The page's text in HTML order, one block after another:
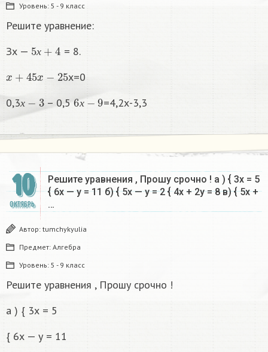
Уровень: 5 - 9 класс
Решите уравнение:
Зх —
х
5 = 8.
45 25 x=0
0,3 х – 0,5 х
6 − =4,2х-3,3
10
ОКТЯБРЬ
Решите уравнения , Прошу срочно ! а ) { 3х = 5
{ 6х — у = 11 б) { 5х — у = 2 { 4х + 2у = 8 в) { 5х +
…
Автор: tumchykyulia
Предмет: Алгебра
Уровень: 5 - 9 класс
Решите уравнения , Прошу срочно !
а ) { 3х = 5
{ 6х — у = 11